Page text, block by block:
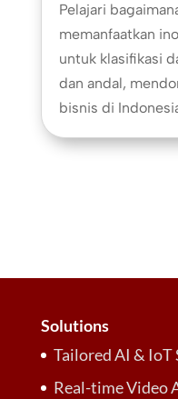
Pelajari
memanfaatkan
untuk klasifikasi
dan andal,
bisnis di
Solutions
Tailored AI & IoT
Real-time Video